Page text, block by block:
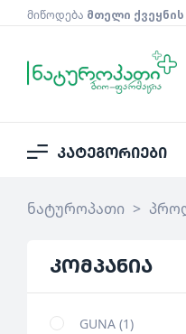
მიწოდება მთელი
კატეგორიები
ნატუროპათი >
კომპანია
GUNA 1